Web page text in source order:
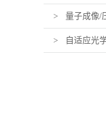
picking）系
> 量子成像/
> 自适应光